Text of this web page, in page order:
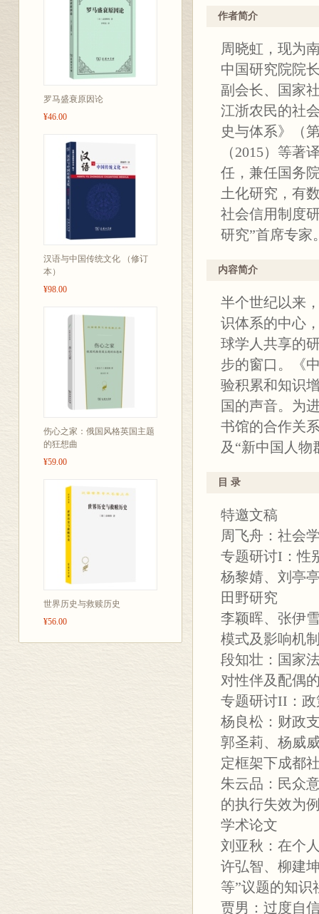
罗马盛衰原因论
¥46.00
汉语与中国传统文化 （修订
本）
¥98.00
伤心之家：俄国风格英国主题
的狂想曲
¥59.00
世界历史与救赎历史
¥56.00
作者简介
周晓虹，现为
中国研究院院
副会长、国家
江浙农民的社
史与体系》（
（2015）等
任，兼任国务
土化研究，有
社会信用制度
研究”首席专家
内容简介
半个世纪以来
识体系的中心
球学人共享的
步的窗口。《
验积累和知识
国的声音。为
书馆的合作关
及“新中国人
目 录
特邀文稿
周飞舟：社会
专题研讨I：性
杨黎婧、刘亭
田野研究
李颖晖、张伊
模式及影响机
段知壮：国家
对性伴及配偶
专题研讨II：
杨良松：财政
郭圣莉、杨威
定框架下成都
朱云品：民众
的执行失效为
学术论文
刘亚秋：在个
许弘智、柳建
等”议题的知识
贾男：过度自